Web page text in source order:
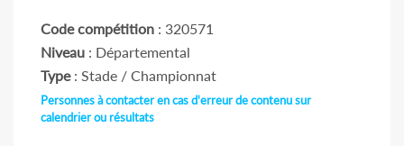
Code compétition : 320571
Niveau : Départemental
Type: Stade / Championnat
Personnes à contacter en cas d'erreur de contenu sur
calendrier ou résultats